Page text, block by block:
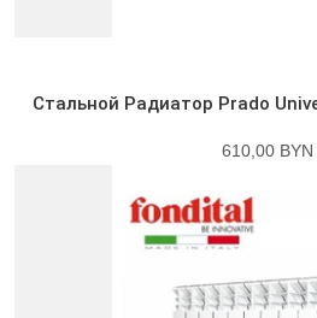
Стальной Радиатор Prado
610,00 BYN